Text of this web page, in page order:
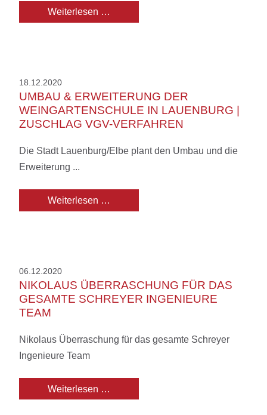
Weiterlesen …
18.12.2020
UMBAU & ERWEITERUNG DER
WEINGARTENSCHULE IN LAUENBURG |
ZUSCHLAG VGV-VERFAHREN
Die Stadt Lauenburg/Elbe plant den Umbau und die
Erweiterung ...
Weiterlesen …
06.12.2020
NIKOLAUS ÜBERRASCHUNG FÜR DAS
GESAMTE SCHREYER INGENIEURE
TEAM
Nikolaus Überraschung für das gesamte Schreyer
Ingenieure Team
Weiterlesen …